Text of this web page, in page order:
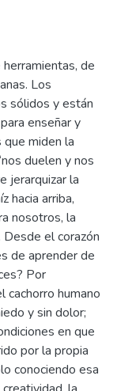
de
Los
sólidos y están
enseñar y
miden la
duelen y nos
jerarquizar la
hacia arriba,
nosotros, la
Desde el corazón
de aprender de
Por
cachorro humano
y sin dolor;
en que
por la propia
conociendo esa